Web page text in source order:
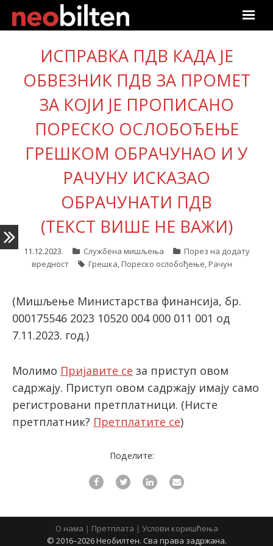
Почетна
Претрага
Актуелно
Подаци
О нама
Претплата
Пријава
latinica
ИСПРАВКА ПДВ КАДА ЈЕ
ОБВЕЗНИК ПДВ ЗА ПРОМЕТ
ЗА КОЈИ ЈЕ ПРОПИСАНО
ПОРЕСКО ОСЛОБОЂЕЊЕ
ГРЕШКОМ ОБРАЧУНАО И У
РАЧУНУ ИСКАЗАО
ОБРАЧУНАТИ ПДВ
(ТЕКСТ ВИШЕ НЕ ВАЖИ)
11.12.2023. Службена мишљења
Порез на додату
вредност
Грешка, Пореско ослобођење, Рачун
(Мишљење Министарства финансија, бр.
000175546 2023 10520 004 000 011 001 од
7.11.2023. год.)
Молимо Пријавите се за приступ овом
садржају. Приступ овом садржају имају само
регистровани претплатници. (Нисте
претплатник? Претплатите се)
Поделите:
О нама | Претплата | Услови коришћења
© 2016–2026 Необилтен. Сва права задржана.